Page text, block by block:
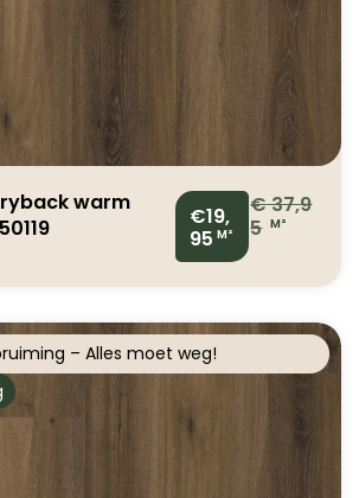
warm
€19,
95 M²
€37,9
5 M²
– Alles moet weg!